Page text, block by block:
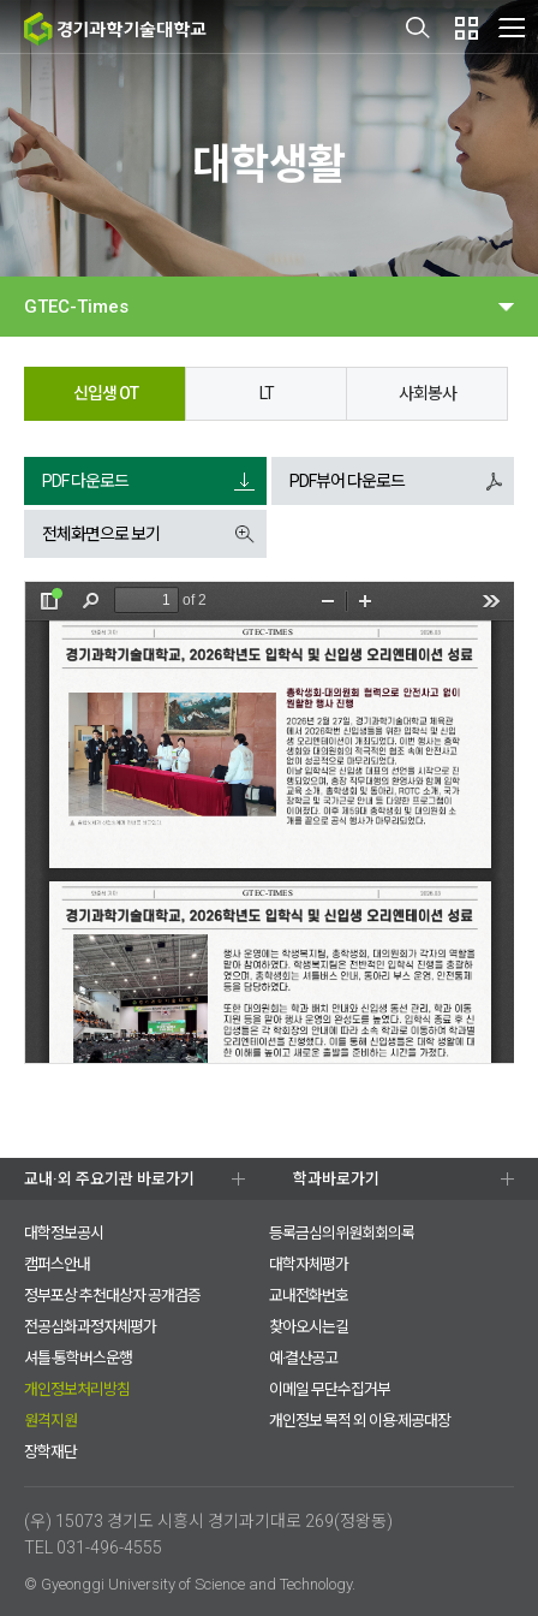
대학생활
GTEC-Times
신입생 OT LT 사회봉사
PDF 다운로드 PDF뷰어 다운로드
전체화면으로 보기
교내·외 주요기관 바로가기 학과바로가기
대학정보공시
등록금심의위원회회의록
캠퍼스안내
대학자체평가
정부포상 추천대상자 공개검증
교내전화번호
전공심화과정자체평가
찾아오시는길
셔틀·통학버스운행
예·결산공고
개인정보처리방침
이메일 무단수집거부
원격지원
개인정보 목적 외 이용·제공대장
장학재단
(우) 15073 경기도 시흥시 경기과기대로 269(정왕동)
TEL 031-496-4555
© Gyeonggi University of Science and Technology.